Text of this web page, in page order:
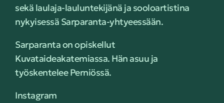
sekä laulaja-lauluntekijänä ja sooloartistina
nykyisessä Sarparanta-yhtyeessään.
Sarparanta on opiskellut
Kuvataideakatemiassa. Hän asuu ja
työskentelee Perniössä.
Instagram